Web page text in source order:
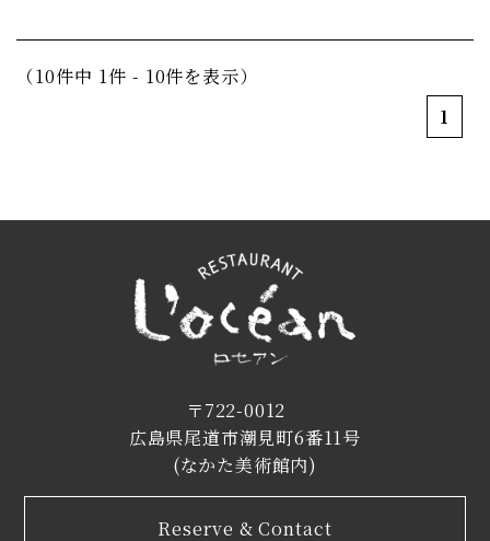
（10件中 1件 - 10件を表示）
1
〒722-0012
広島県尾道市潮見町6番11号
(なかた美術館内)
Reserve & Contact